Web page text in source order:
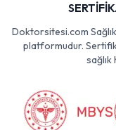
Doktorsitesi.com
platformudur.